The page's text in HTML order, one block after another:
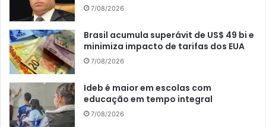
7/08/2026
Brasil acumula superávit de US$ 49 bi e
minimiza impacto de tarifas dos EUA
7/08/2026
Ideb é maior em escolas com
educação em tempo integral
7/08/2026